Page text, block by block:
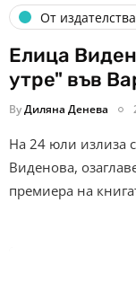
От
Елица
утре" във
ByДиляна Денева
На 24 юли излиза
Виденова,
премиера на